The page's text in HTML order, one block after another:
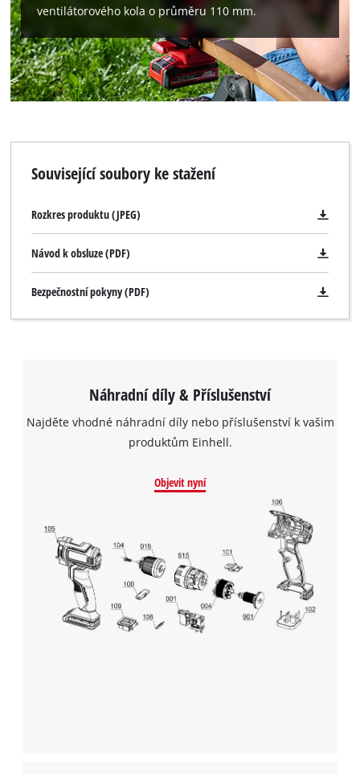
ventilátorového kola o průměru 110 mm.
Související soubory ke stažení
Rozkres produktu (JPEG)
Návod k obsluze (PDF)
Bezpečnostní pokyny (PDF)
Náhradní díly & Příslušenství
Najděte vhodné náhradní díly nebo příslušenství k vašim
produktům Einhell.
Objevit nyní